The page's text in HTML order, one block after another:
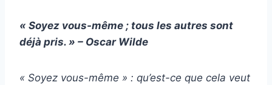
« Soyez vous-même ; tous les autres sont
déjà pris. » – Oscar Wilde
« Soyez vous-même » : qu’est-ce que cela veut